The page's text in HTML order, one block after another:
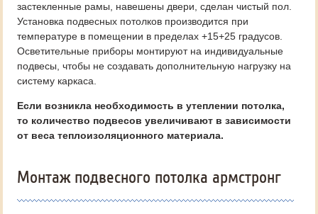
застекленные рамы, навешены двери, сделан чистый пол.
Установка подвесных потолков производится при
температуре в помещении в пределах +15+25 градусов.
Осветительные приборы монтируют на индивидуальные
подвесы, чтобы не создавать дополнительную нагрузку на
систему каркаса.
Если возникла необходимость в утеплении потолка,
то количество подвесов увеличивают в зависимости
от веса теплоизоляционного материала.
Монтаж подвесного потолка армстронг